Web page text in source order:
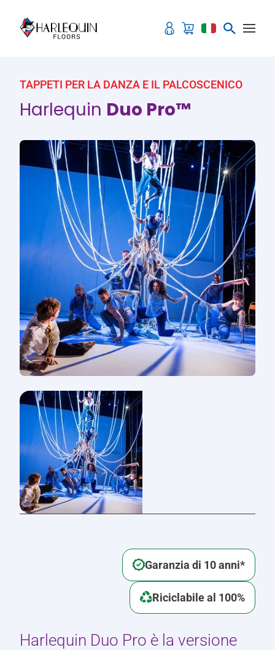
TAPPETI PER LA DANZA E IL PALCOSCENICO
Harlequin Duo Pro™
Harlequin Duo Pro è la versione
Garanzia di 10 anni*
Riciclabile al 100%